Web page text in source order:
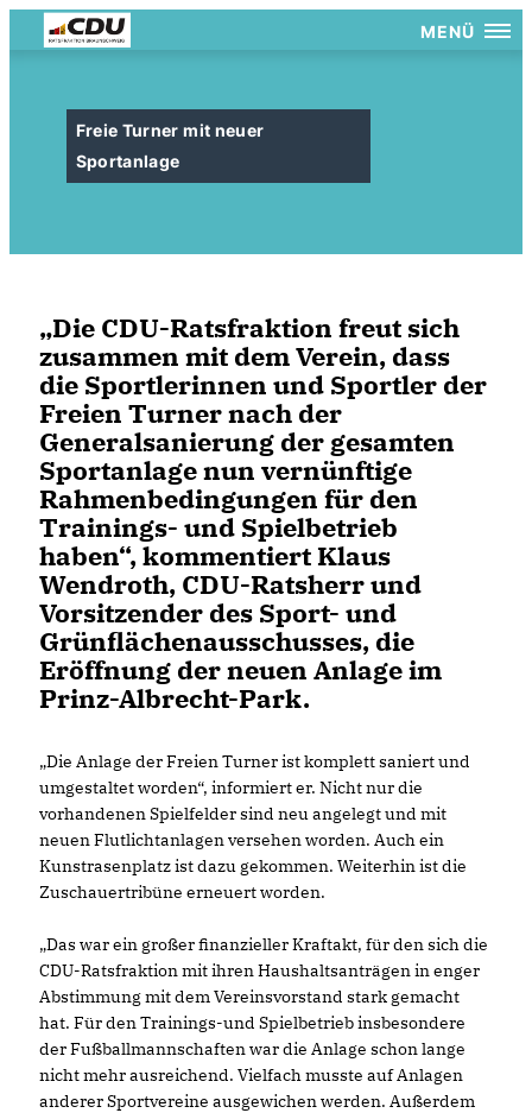
MENÜ
Freie Turner mit neuer
Sportanlage
Die CDU-Ratsfraktion freut sich
zusammen mit dem Verein, dass
die Sportlerinnen und Sportler der
Freien Turner nach der
Generalsanierung der gesamten
Sportanlage nun vernünftige
Rahmenbedingungen für den
Trainings- und Spielbetrieb
haben“, kommentiert Klaus
Wendroth, CDU-Ratsherr und
Vorsitzender des Sport- und
Grünflächenausschusses, die
Eröffnung der neuen Anlage im
Prinz-Albrecht-Park.
Die Anlage der Freien Turner ist komplett saniert und
umgestaltet worden“, informiert er. Nicht nur die
vorhandenen Spielfelder sind neu angelegt und mit
neuen Flutlichtanlagen versehen worden. Auch ein
Kunstrasenplatz ist dazu gekommen. Weiterhin ist die
Zuschauertribüne erneuert worden.
Das war ein großer finanzieller Kraftakt, für den sich die
CDU-Ratsfraktion mit ihren Haushaltsanträgen in enger
Abstimmung mit dem Vereinsvorstand stark gemacht
hat. Für den Trainings-und Spielbetrieb insbesondere
der Fußballmannschaften war die Anlage schon lange
nicht mehr ausreichend. Vielfach musste auf Anlagen
anderer Sportvereine ausgewichen werden. Außerdem